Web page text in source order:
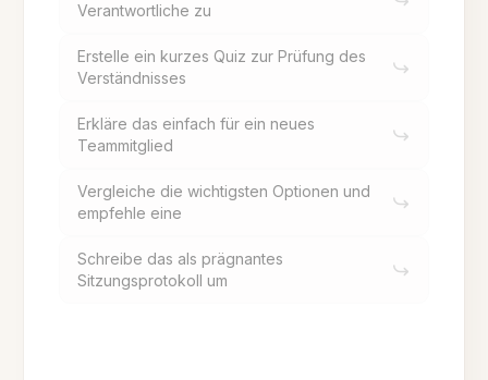
Verantwortliche zu
Erstelle ein kurzes Quiz zur Prüfung des
Verständnisses
Erkläre das einfach für ein neues
Teammitglied
Vergleiche die wichtigsten Optionen und
empfehle eine
Schreibe das als prägnantes
Sitzungsprotokoll um